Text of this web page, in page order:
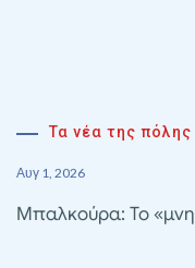
Τα νέα της πόλης
Αυγ 1, 2026
Μπαλκούρα: Το